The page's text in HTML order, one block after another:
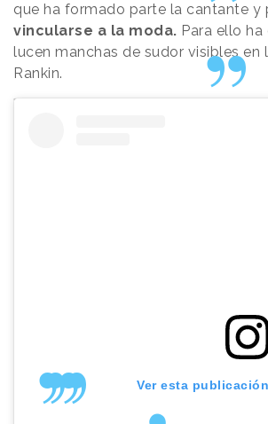
que ha formado parte la cantante y
vincularse a la moda. Para ello
lucen manchas de sudor visibles
Rankin.
Ver esta